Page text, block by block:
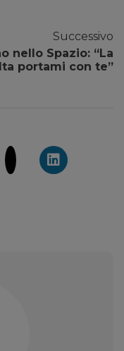
Successivo
nello Spazio: “La
portami con te”